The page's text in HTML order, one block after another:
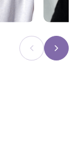
Précédent